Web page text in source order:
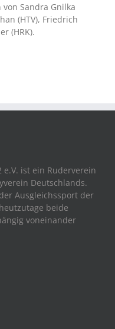
Sandra Gnilka
(HTV), Friedrich
(HRK).
ist ein Ruderverein
Deutschlands.
Ausgleichssport der
beide
voneinander